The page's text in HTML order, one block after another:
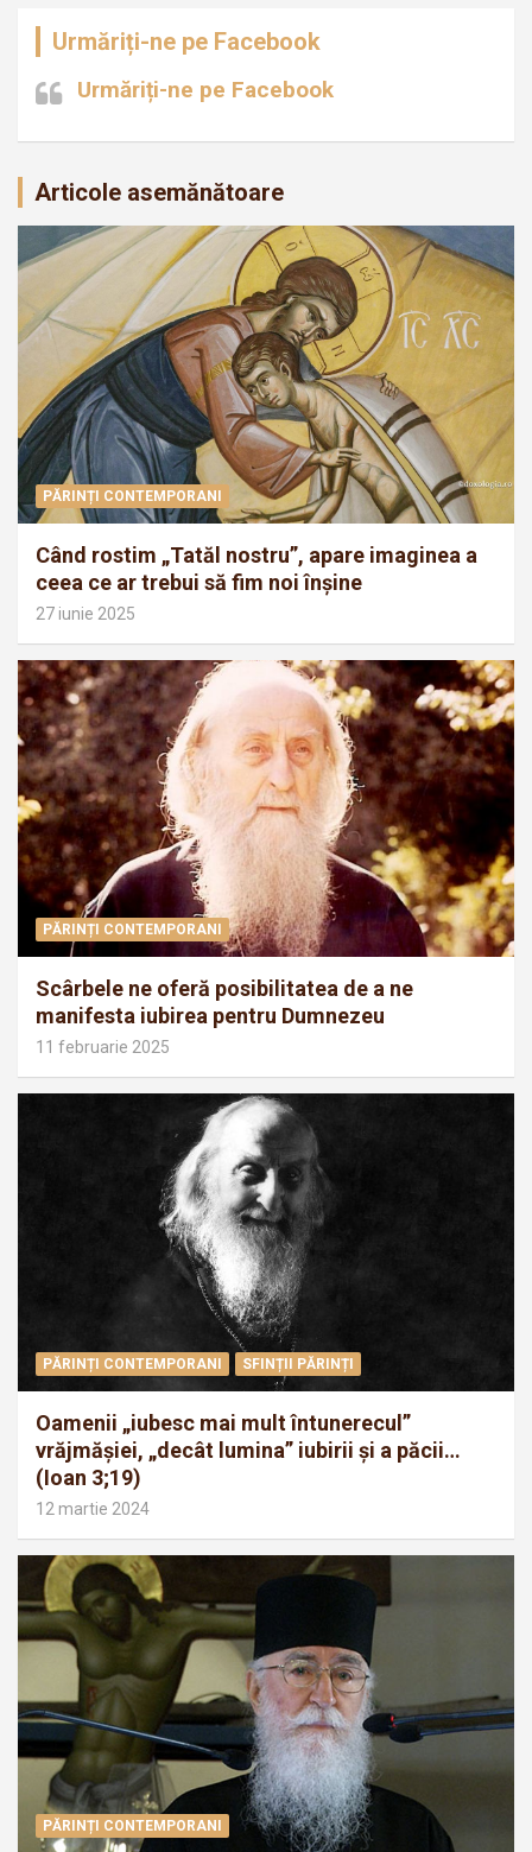
Urmăriți-ne pe Facebook
Urmăriți-ne pe Facebook
Articole asemănătoare
PĂRINȚI CONTEMPORANI
Când rostim „Tatăl nostru”, apare imaginea a
ceea ce ar trebui să fim noi înșine
27 iunie 2025
PĂRINȚI CONTEMPORANI
Scârbele ne oferă posibilitatea de a ne
manifesta iubirea pentru Dumnezeu
11 februarie 2025
PĂRINȚI CONTEMPORANI SFINȚII PĂRINȚI
Oamenii „iubesc mai mult întunerecul”
vrăjmăşiei, „decât lumina” iubirii şi a păcii…
(Ioan 3;19)
12 martie 2024
PĂRINȚI CONTEMPORANI